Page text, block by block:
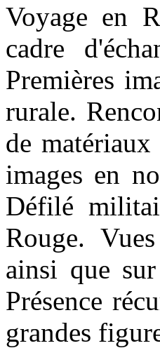
Voyage en
cadre
Premières
rurale.
de
images en
Défilé
Rouge.
ainsi que
Présence
grandes